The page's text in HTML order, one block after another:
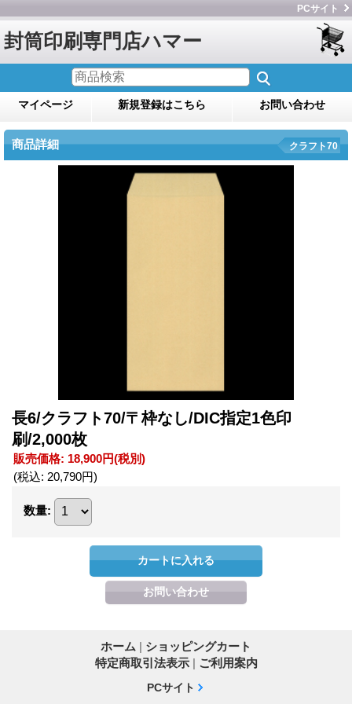
PCサイト
封筒印刷専門店ハマー
マイページ 新規登録はこちら お問い合わせ
商品詳細 クラフト70
長6/クラフト70/〒枠なし/DIC指定1色印
刷/2,000枚
販売価格: 18,900円(税別)
(税込: 20,790円)
数量:
ホーム | ショッピングカート
特定商取引法表示 | ご利用案内
PCサイト